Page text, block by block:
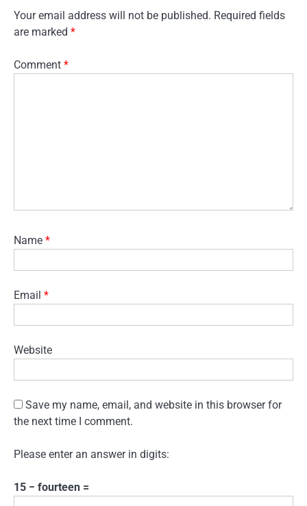
Your email address will not be published. Required fields
are marked *
Comment *
Name *
Email *
Website
Save my name, email, and website in this browser for
the next time I comment.
Please enter an answer in digits:
15 − fourteen =